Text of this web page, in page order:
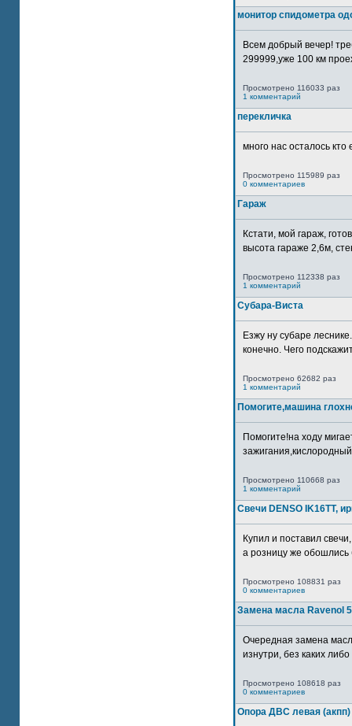
монитор спидометра
Всем добрый вечер!
299999,уже 100 км
Просмотрено 116033 раз
1 комментарий
перекличка
много нас осталось
Просмотрено 115989 раз
0 комментариев
Гараж
Кстати, мой гараж,
высота гараже 2,6м,
Просмотрено 112338 раз
1 комментарий
Субара-Виста
Езжу ну субаре
конечно. Чего
Просмотрено 62682 раз
1 комментарий
Помогите,машина
Помогите!на ходу
Просмотрено 110668 раз
1 комментарий
Свечи DENSO IK16TT,
Купил и поставил
а розницу же обошлись
Просмотрено 108831 раз
0 комментариев
Замена масла Ravenol
Очередная замена
изнутри, без каких
Просмотрено 108618 раз
0 комментариев
Опора ДВС левая (акпп)